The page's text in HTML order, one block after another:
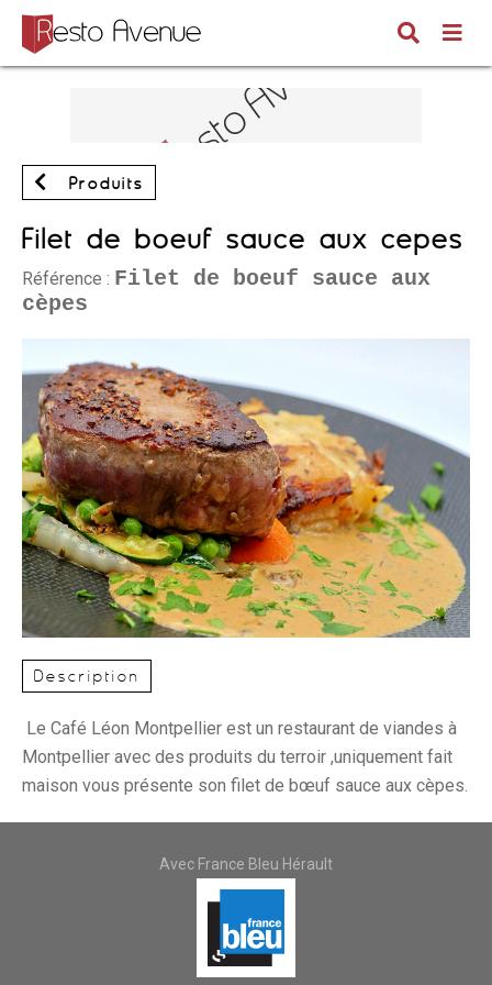
Produits
Filet de boeuf sauce aux cèpes
Référence : Filet de boeuf sauce aux
cèpes
Description
Le Café Léon Montpellier est un restaurant de viandes à
Montpellier avec des produits du terroir ,uniquement fait
maison vous présente son filet de bœuf sauce aux cèpes.
Avec France Bleu Hérault